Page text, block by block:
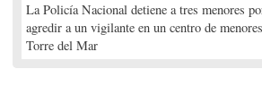
La Policía Nacional detiene a tres menores
agredir a un vigilante en un centro de
Torre del Mar